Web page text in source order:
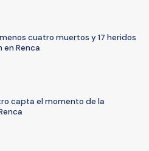
cuatro muertos y 17 heridos
en Renca
capta el momento de la